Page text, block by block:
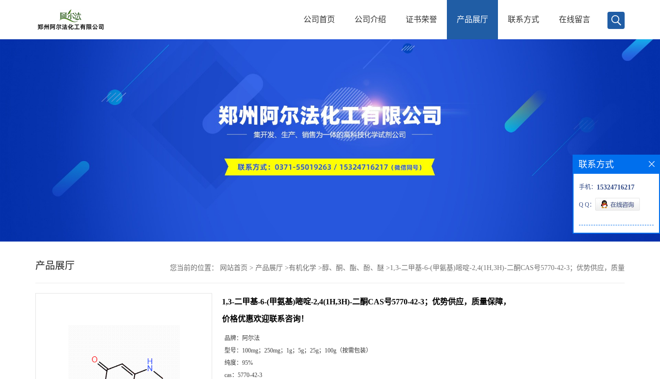
公司首页 公司介绍 证书荣誉 产品展厅 联系方式 在线留言
产品展厅 您当前的位置： 网站首页 > 产品展厅 >有机化学 >醇、酮、酯、酚、醚 >1,3-二甲基-6-(甲氨基)嘧啶-2,4(1H,3H)-二酮CAS号5770-42-3；优势供应，质量
1,3-二甲基-6-(甲氨基)嘧啶-2,4(1H,3H)-二酮CAS号5770-42-3；优势供应，质量保障，
价格优惠欢迎联系咨询！
品牌： 阿尔法
型号： 100mg；250mg；1g；5g；25g；100g（按需包装）
纯度： 95%
cas： 5770-42-3
联系方式
手机： 15324716217
Q Q：